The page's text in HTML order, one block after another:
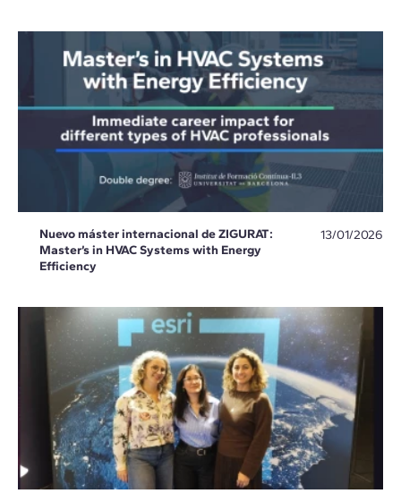
Nuevo máster internacional de ZIGURAT:
Master’s in HVAC Systems with Energy
Efficiency
13/01/2026